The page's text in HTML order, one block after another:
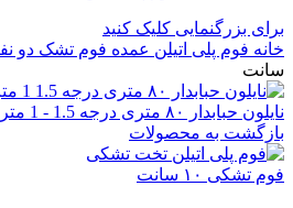
برای بزرگنمایی کلیک کنید
خانه فوم پلی اتیلن عمده فوم تشک دو
سانت
نایلون حبابدار ۸۰ متری درجه 1.5 - 1 متری
بازگشت به محصولات
فوم تشکی ۱۰ سانت